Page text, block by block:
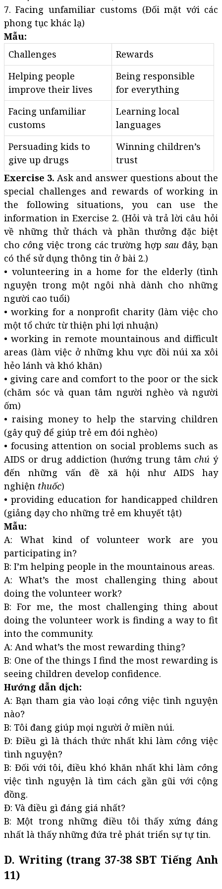
7. Facing unfamiliar customs (Đối mặt với các
phong tục khác lạ)
Mẫu:
Challenges
Rewards
Helping people
improve their lives
Being responsible
for everything
Facing unfamiliar
customs
Learning local
languages
Persuading kids to
give up drugs
Winning children’s
trust
Exercise 3. Ask and answer questions about the
special challenges and rewards of working in
the following situations, you can use the
information in Exercise 2. (Hỏi và trả lời câu hỏi
về những thử thách và phần thưởng đặc biệt
cho công việc trong các trường hợpsau đây, bạn
có thể sử dụng thông tin ở bài 2.)
• volunteering in a home for the elderly (tình
nguyện trong một ngôi nhà dành cho những
người cao tuổi)
• working for a nonprofit charity (làm việc cho
một tổ chức từ thiện phi lợi nhuận)
• working in remote mountainous and difficult
areas (làm việc ở những khu vực đồi núi xa xôi
hẻo lánh và khó khăn)
• giving care and comfort to the poor or the sick
(chăm sóc và quan tâm người nghèo và người
ốm)
• raising money to help the starving children
(gây quỹ để giúp trẻ em đói nghèo)
• focusing attention on social problems such as
AIDS or drug addiction (hướng trung tâmchú ý
đến những vấn đề xã hội như AIDS hay
nghiện thuốc)
• providing education for handicapped children
(giảng dạy cho những trẻ em khuyết tật)
Mẫu:
A: What kind of volunteer work are you
participating in?
B: I’m helping people in the mountainous areas.
A: What’s the most challenging thing about
doing the volunteer work?
B: For me, the most challenging thing about
doing the volunteer work is finding a way to fit
into the community.
A: And what’s the most rewarding thing?
B: One of the things I find the most rewarding is
seeing children develop confidence.
Hướng dẫn dịch:
A: Bạn tham gia vào loại công việc tình nguyện
nào?
B: Tôi đang giúp mọi người ở miền núi.
Đ: Điều gì là thách thức nhất khi làm công việc
tình nguyện?
B: Đối với tôi, điều khó khăn nhất khi làm công
việc tình nguyện là tìm cách gần gũi với cộng
đồng.
Đ: Và điều gì đáng giá nhất?
B: Một trong những điều tôi thấy xứng đáng
nhất là thấy những đứa trẻ phát triển sự tự tin.
D. Writing (trang 37-38 SBT Tiếng Anh
11)